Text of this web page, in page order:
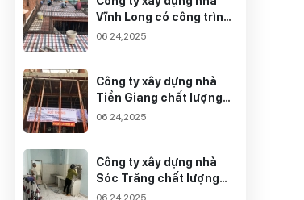
Vĩnh Long có công trình
chất lượng nhất
06 24,2025
Công ty xây dựng nhà
Tiền Giang chất lượng
tốt nhất
06 24,2025
Công ty xây dựng nhà
Sóc Trăng chất lượng
TOP 1 thị trường
06 24,2025